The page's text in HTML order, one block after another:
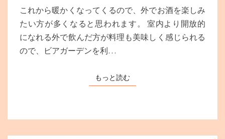
ワ
イ
ン
が
る
ビ
これから暖かくなってくるので、外でお酒を楽しみ
たい方が多くなると思われます。 室内より開放的
になれる外で飲んだ方が料理も美味しく感じられる
ので、ビアガーデンを利…
もっと読むもっと読む